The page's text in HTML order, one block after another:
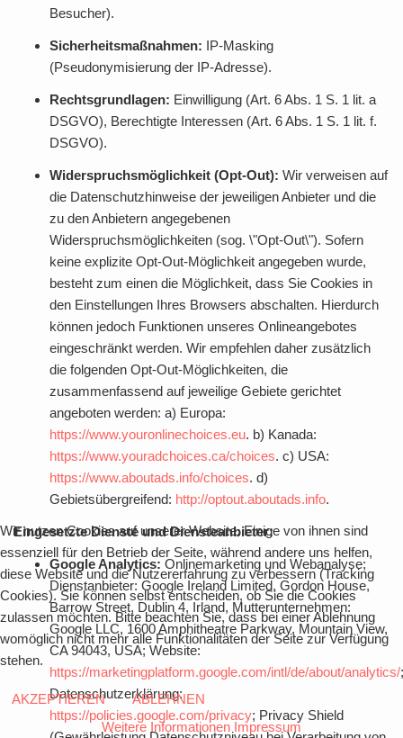
Besucher).
Sicherheitsmaßnahmen: IP-Masking
(Pseudonymisierung der IP-Adresse).
Rechtsgrundlagen: Einwilligung (Art. 6 Abs. 1 S. 1 lit. a
DSGVO), Berechtigte Interessen (Art. 6 Abs. 1 S. 1 lit. f.
DSGVO).
Widerspruchsmöglichkeit (Opt-Out): Wir verweisen auf
die Datenschutzhinweise der jeweiligen Anbieter und die
zu den Anbietern angegebenen
Widerspruchsmöglichkeiten (sog. \"Opt-Out\"). Sofern
keine explizite Opt-Out-Möglichkeit angegeben wurde,
besteht zum einen die Möglichkeit, dass Sie Cookies in
den Einstellungen Ihres Browsers abschalten. Hierdurch
können jedoch Funktionen unseres Onlineangebotes
eingeschränkt werden. Wir empfehlen daher zusätzlich
die folgenden Opt-Out-Möglichkeiten, die
zusammenfassend auf jeweilige Gebiete gerichtet
angeboten werden: a) Europa:
https://www.youronlinechoices.eu. b) Kanada:
https://www.youradchoices.ca/choices. c) USA:
https://www.aboutads.info/choices. d)
Gebietsübergreifend: http://optout.aboutads.info.
Eingesetzte Dienste und Diensteanbieter:
Google Analytics: Onlinemarketing und Webanalyse;
Dienstanbieter: Google Ireland Limited, Gordon House,
Barrow Street, Dublin 4, Irland, Mutterunternehmen:
Google LLC, 1600 Amphitheatre Parkway, Mountain View,
CA 94043, USA; Website:
https://marketingplatform.google.com/intl/de/about/analytics/;
Datenschutzerklärung:
https://policies.google.com/privacy; Privacy Shield
Wir nutzen Cookies auf unserer Website. Einige von ihnen sind
essenziell für den Betrieb der Seite, während andere uns helfen,
diese Website und die Nutzererfahrung zu verbessern (Tracking
Cookies). Sie können selbst entscheiden, ob Sie die Cookies
zulassen möchten. Bitte beachten Sie, dass bei einer Ablehnung
womöglich nicht mehr alle Funktionalitäten der Seite zur Verfügung
stehen.
AKZEPTIEREN
ABLEHNEN
Weitere Informationen Impressum